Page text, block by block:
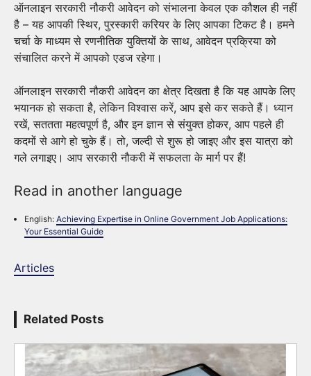
ऑनलाइन सरकारी नौकरी आवेदन को संभालना केवल एक कौशल ही नहीं
है – यह आपकी स्थिर, पुरस्कारी करियर के लिए आपका टिकट है। हमने
चर्चा के माध्यम से रणनीतिक युक्तियों के साथ, आवेदन प्रक्रिया को
संचालित करने में आपको एडज रहेगा।
ऑनलाइन सरकारी नौकरी आवेदन का क्षेत्र दिखता है कि यह आपके लिए
भयानक हो सकता है, लेकिन विश्वास करें, आप इसे कर सकते हैं। ध्यान
रखें, सततता महत्वपूर्ण है, और इन ज्ञान से संयुक्त होकर, आप पहले ही
कदमों से आगे हो चुके हैं। तो, जल्दी से शुरू हो जाइए और इस यात्रा को
गले लगाइए। आप सरकारी नौकरी में सफलता के मार्ग पर हैं!
Read in another language
English: Achieving Expertise in Online Government Job Applications:
Your Essential Guide
Articles
Related Posts